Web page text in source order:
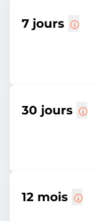
7 jours
30 jours
12 mois